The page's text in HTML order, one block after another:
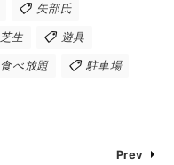
矢部氏
芝生 遊具
食べ放題 駐車場
Prev